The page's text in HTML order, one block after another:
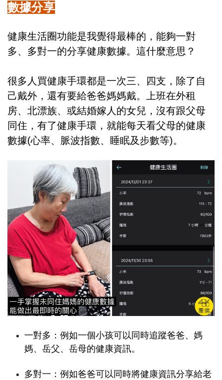
數據分享
健康生活圈功能是我覺得最棒的，能夠一對
多、多對一的分享健康數據。這什麼意思？
很多人買健康手環都是一次三、四支，除了自
己戴外，還有要給爸爸媽媽戴。上班在外租
房、北漂族、或結婚嫁人的女兒，沒有跟父母
同住，有了健康手環，就能每天看父母的健康
數據(心率、脈波指數、睡眠及步數等)。
一對多：例如一個小孩可以同時追蹤爸爸、媽
媽、岳父、岳母的健康資訊。
多對一：例如爸爸可以同時將健康資訊分享給老